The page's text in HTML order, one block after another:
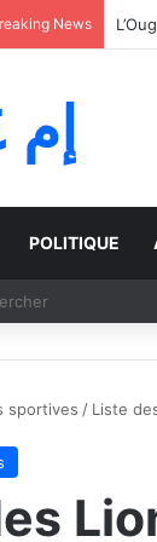
News
إم ٢٤ برس
POLITIQUE
sportives / Liste